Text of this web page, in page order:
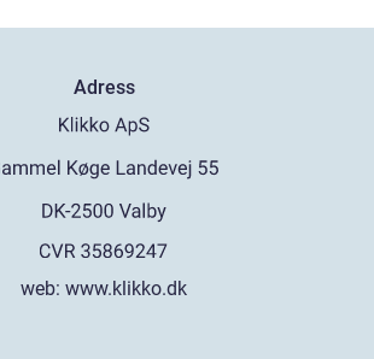
Adress
web: www.klikko.dk